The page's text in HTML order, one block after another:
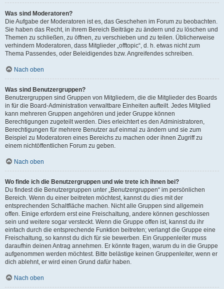
Was sind Moderatoren?
Die Aufgabe der Moderatoren ist es, das Geschehen im Forum zu beobachten.
Sie haben das Recht, in ihrem Bereich Beiträge zu ändern und zu löschen und
Themen zu schließen, zu öffnen, zu verschieben und zu teilen. Üblicherweise
verhindern Moderatoren, dass Mitglieder „offtopic“, d. h. etwas nicht zum
Thema Passendes, oder Beleidigendes bzw. Angreifendes schreiben.
Nach oben
Was sind Benutzergruppen?
Benutzergruppen sind Gruppen von Mitgliedern, die die Mitglieder des Boards
in für die Board-Administration verwaltbare Einheiten aufteilt. Jedes Mitglied
kann mehreren Gruppen angehören und jeder Gruppe können
Berechtigungen zugeteilt werden. Dies erleichtert es den Administratoren,
Berechtigungen für mehrere Benutzer auf einmal zu ändern und sie zum
Beispiel zu Moderatoren eines Bereichs zu machen oder ihnen Zugriff zu
einem nichtöffentlichen Forum zu geben.
Nach oben
Wo finde ich die Benutzergruppen und wie trete ich ihnen bei?
Du findest die Benutzergruppen unter „Benutzergruppen“ im persönlichen
Bereich. Wenn du einer beitreten möchtest, kannst du dies mit der
entsprechenden Schaltfläche machen. Nicht alle Gruppen sind allgemein
offen. Einige erfordern erst eine Freischaltung, andere können geschlossen
sein und weitere sogar versteckt. Wenn die Gruppe offen ist, kannst du ihr
einfach durch die entsprechende Funktion beitreten; verlangt die Gruppe eine
Freischaltung, so kannst du dich für sie bewerben. Ein Gruppenleiter muss
daraufhin deinen Antrag annehmen. Er könnte fragen, warum du in die Gruppe
aufgenommen werden möchtest. Bitte belästige keinen Gruppenleiter, wenn er
dich ablehnt, er wird einen Grund dafür haben.
Nach oben